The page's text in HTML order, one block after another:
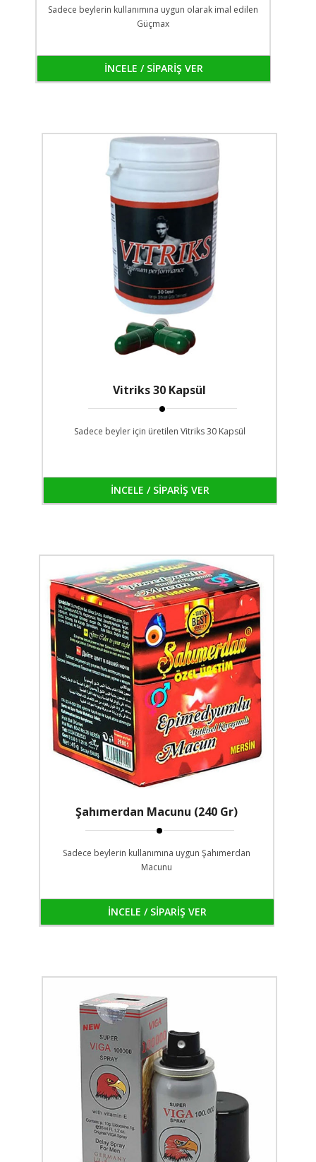
Sadece beylerin kullanımına uygun olarak imal edilen
Güçmax
İNCELE / SİPARİŞ VER
Vitriks 30 Kapsül
Sadece beyler için üretilen Vitriks 30 Kapsül
İNCELE / SİPARİŞ VER
Şahımerdan Macunu (240 Gr)
Sadece beylerin kullanımına uygun Şahımerdan
Macunu
İNCELE / SİPARİŞ VER